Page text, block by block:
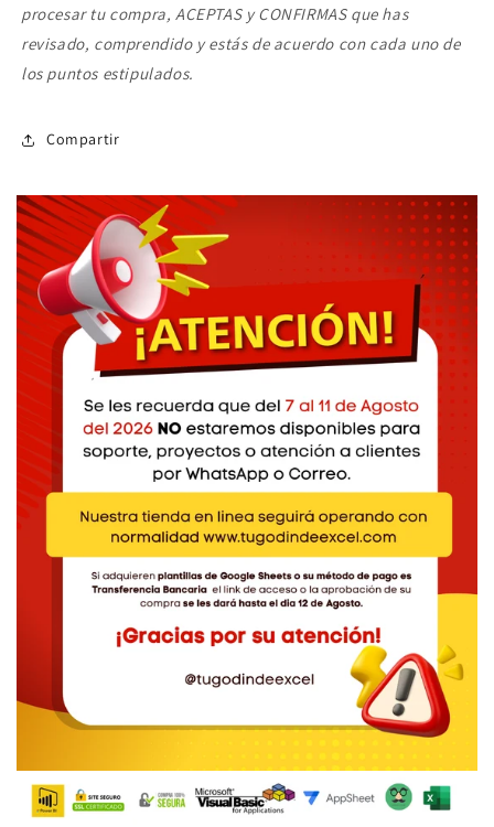
procesar tu compra, ACEPTAS y CONFIRMAS que has
revisado, comprendido y estás de acuerdo con cada uno de
los puntos estipulados.
Compartir